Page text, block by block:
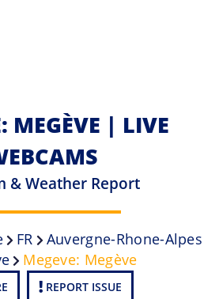
MEGÈVE | LIVE
& Weather Report
FR
Auvergne-Rhone-Alpes
Megeve: Megève
REPORT ISSUE